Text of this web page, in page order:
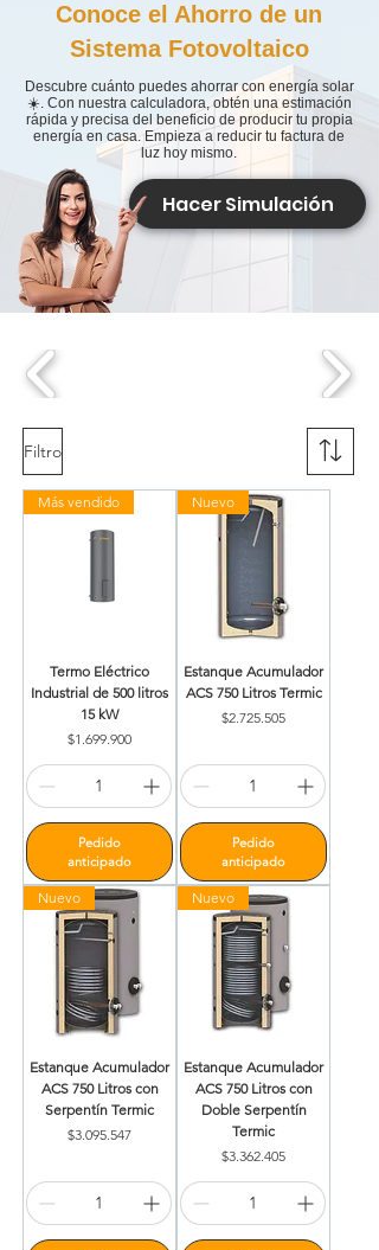
Conoce el Ahorro de un
Sistema Fotovoltaico
Descubre cuánto puedes ahorrar con energía solar
☀️. Con nuestra calculadora, obtén una estimación
rápida y precisa del beneficio de producir tu propia
energía en casa. Empieza a reducir tu factura de
luz hoy mismo.
Hacer Simulación
Filtro
Más vendido
Termo Eléctrico
Industrial de 500 litros
15 kW
Precio
$1.699.900
Pedido
anticipado
Nuevo
Estanque Acumulador
ACS 750 Litros Termic
Precio
$2.725.505
Pedido
anticipado
Nuevo
Estanque Acumulador
ACS 750 Litros con
Serpentín Termic
Precio
$3.095.547
Nuevo
Estanque Acumulador
ACS 750 Litros con
Doble Serpentín
Termic
Precio
$3.362.405